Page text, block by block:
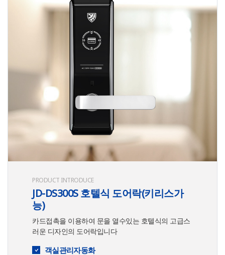
PRODUCT INTRODUCE
JD-DS300S 호텔식 도어락(키리스가
능)
카드접촉을 이용하여 문을 열수있는 호텔식의 고급스
러운 디자인의 도어락입니다
객실관리자동화